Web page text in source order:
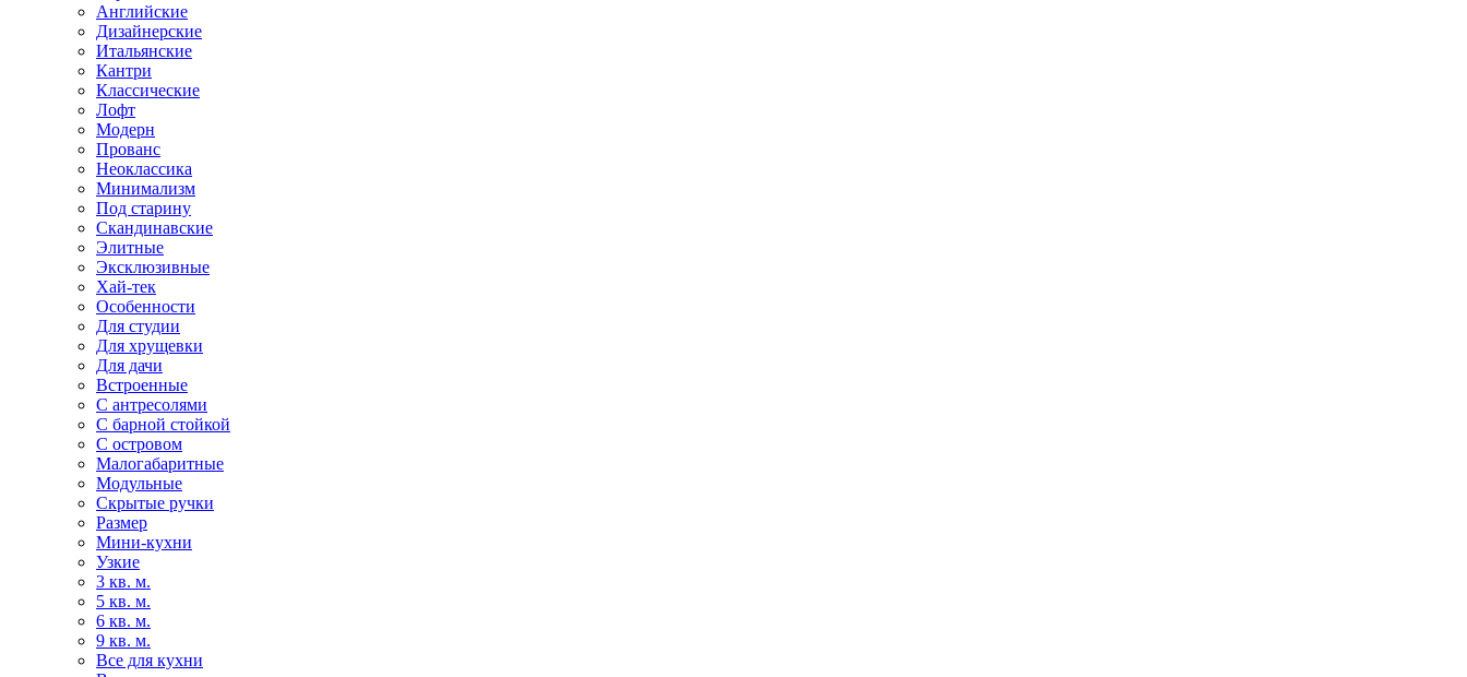
Английские
Дизайнерские
Итальянские
Кантри
Классические
Лофт
Модерн
Прованс
Неоклассика
Минимализм
Под старину
Скандинавские
Элитные
Эксклюзивные
Хай-тек
Особенности
Для студии
Для хрущевки
Для дачи
Встроенные
С антресолями
С барной стойкой
С островом
Малогабаритные
Модульные
Скрытые ручки
Размер
Мини-кухни
Узкие
3 кв. м.
5 кв. м.
6 кв. м.
9 кв. м.
Все для кухни